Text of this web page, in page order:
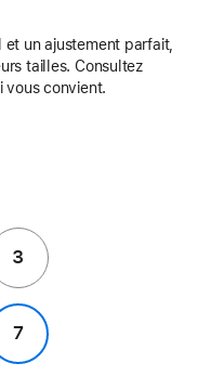
un ajustement parfait,
tailles. Consultez
vous convient.
3
7